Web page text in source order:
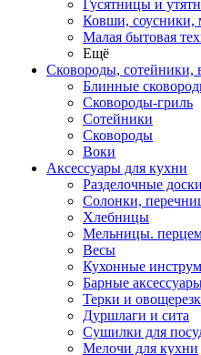
Гусятницы и
Ковши, соусники,
Малая бытовая
Ещё
Сковороды, сотейники,
Блинные
Сковороды-гриль
Сотейники
Сковороды
Воки
Аксессуары для кухни
Разделочные доски
Солонки,
Хлебницы
Мельницы.
Весы
Кухонные
Барные
Терки и
Дуршлаги и сита
Сушилки для
Мелочи для кухни